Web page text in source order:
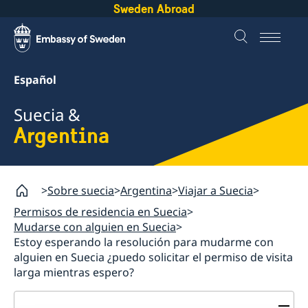
Sweden Abroad
Español
Suecia &
Argentina
Sobre suecia Argentina Viajar a Suecia
Permisos de residencia en Suecia
Mudarse con alguien en Suecia
Estoy esperando la resolución para mudarme con
alguien en Suecia ¿puedo solicitar el permiso de visita
larga mientras espero?